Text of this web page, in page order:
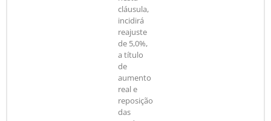
cláusula,
incidirá
reajuste
de 5,0%,
a título
de
aumento
real e
reposição
das